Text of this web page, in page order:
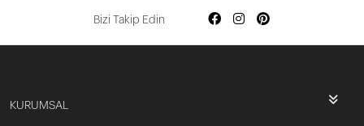
Bizi Takip Edin
KURUMSAL